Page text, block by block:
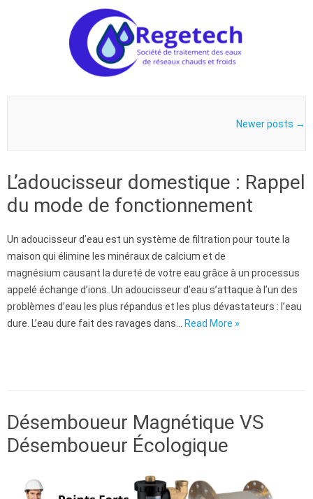
Newer posts →
L’adoucisseur domestique : Rappel
du mode de fonctionnement
Un adoucisseur d’eau est un système de filtration pour toute la
maison qui élimine les minéraux de calcium et de
magnésium causant la dureté de votre eau grâce à un processus
appelé échange d’ions. Un adoucisseur d’eau s’attaque à l’un des
problèmes d’eau les plus répandus et les plus dévastateurs : l’eau
dure. L’eau dure fait des ravages dans…
Read More »
Désemboueur Magnétique VS
Désemboueur Écologique